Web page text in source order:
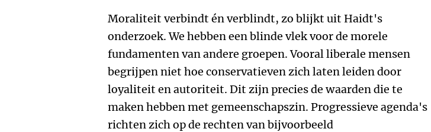
Moraliteit verbindt én verblindt, zo blijkt uit Haidt's
onderzoek. We hebben een blinde vlek voor de morele
fundamenten van andere groepen. Vooral liberale mensen
begrijpen niet hoe conservatieven zich laten leiden door
loyaliteit en autoriteit. Dit zijn precies de waarden die te
maken hebben met gemeenschapszin. Progressieve agenda's
richten zich op de rechten van bijvoorbeeld